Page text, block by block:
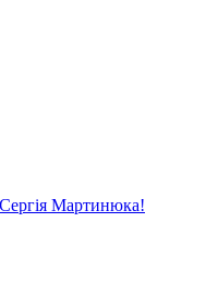
Мартинюка!